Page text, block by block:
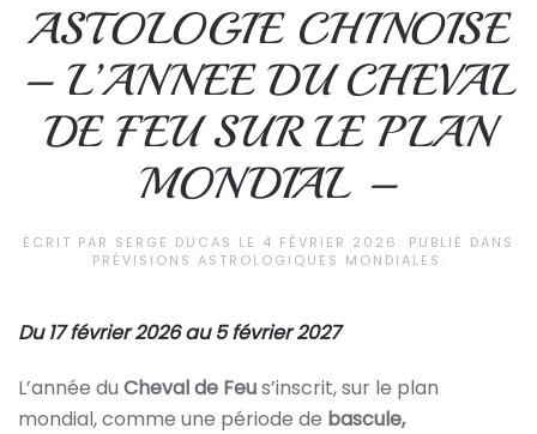
ASTOLOGIE CHINOISE
– L’ANNEE DU CHEVAL
DE FEU SUR LE PLAN
MONDIAL –
ÉCRIT PAR SERGE DUCAS LE 4 FÉVRIER 2026 . PUBLIÉ DANS
PRÉVISIONS ASTROLOGIQUES MONDIALES .
Du 17 février 2026 au 5 février 2027
L’année du Cheval de Feus’inscrit, sur le plan
mondial, comme une période de bascule,